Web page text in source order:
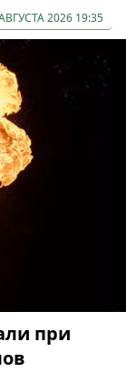
2026 19:35
при